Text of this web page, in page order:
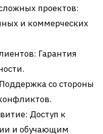
проектов:
и коммерческих
Гарантия
со стороны
Доступ к
и обучающим